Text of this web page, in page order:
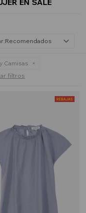
EN SALE
Recomendados
Camisas
filtros